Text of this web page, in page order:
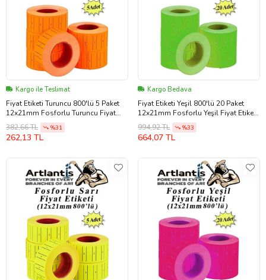
Kargo ile Teslimat
Fiyat Etiketi Turuncu 800'lü 5 Paket
12x21mm Fosforlu Turuncu Fiyat
Etiketi Mx-5500 M5500 Hg979 Motex
Etiket Makinesi Yedeği
382,66 TL %31
262,13 TL
Kargo Bedava
Fiyat Etiketi Yeşil 800'lü 20 Paket
12x21mm Fosforlu Yeşil Fiyat Etiketi
Mx-5500 M5500 Hg979 Motex Etiket
Makinesi Yedeği
994,92 TL %33
664,07 TL